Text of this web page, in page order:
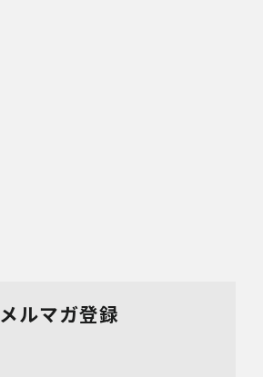
メルマガ登録